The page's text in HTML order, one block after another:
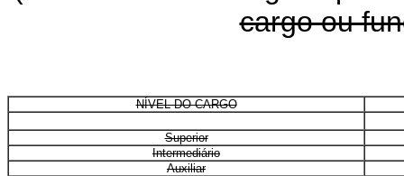
cargo ou
NÍVEL DO CARGO
Superior
Intermediário
Auxiliar